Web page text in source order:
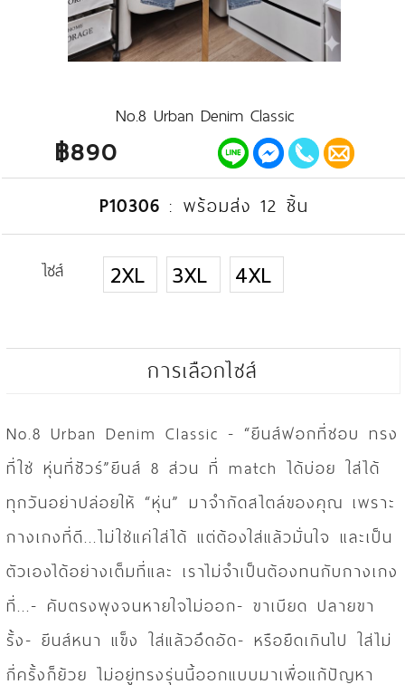
No.8 Urban Denim Classic
฿890
P10306 : พร้อมส่ง 12 ชิ้น
ไซส์ 2XL 3XL 4XL
การเลือกไซส์
No.8 Urban Denim Classic - “ยีนส์ฟอกที่ชอบ ทรง
ที่ใช่ หุ่นที่ชัวร์”ยีนส์ 8 ส่วน ที่ match ได้บ่อย ใส่ได้
ทุกวันอย่าปล่อยให้ “หุ่น” มาจำกัดสไตล์ของคุณ เพราะ
กางเกงที่ดี...ไม่ใช่แค่ใส่ได้ แต่ต้องใส่แล้วมั่นใจ และเป็น
ตัวเองได้อย่างเต็มที่และ เราไม่จำเป็นต้องทนกับกางเกง
ที่...- คับตรงพุงจนหายใจไม่ออก- ขาเบียด ปลายขา
รั้ง- ยีนส์หนา แข็ง ใส่แล้วอึดอัด- หรือยืดเกินไป ใส่ไม่
กี่ครั้งก็ย้วย ไม่อยู่ทรงรุ่นนี้ออกแบบมาเพื่อแก้ปัญหา